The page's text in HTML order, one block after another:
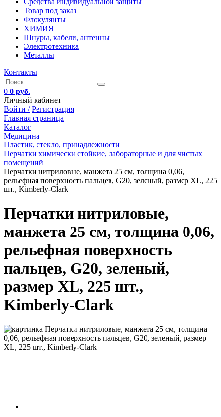
Средства индивидуальной защиты
Товар под заказ
Флокулянты
ХИМИЯ
Шнуры, кабели, антенны
Электротехника
Металлы
Контакты
0 0 руб.
Личный кабинет
Войти / Регистрация
Главная страница
Каталог
Медицина
Пластик, стекло, принадлежности
Перчатки химически стойкие, лабораторные и для чистых
помещений
Перчатки нитриловые, манжета 25 см, толщина 0,06,
рельефная поверхность пальцев, G20, зеленый, размер XL, 225
шт., Kimberly-Clark
Перчатки нитриловые,
манжета 25 см, толщина 0,06,
рельефная поверхность
пальцев, G20, зеленый,
размер XL, 225 шт.,
Kimberly-Clark